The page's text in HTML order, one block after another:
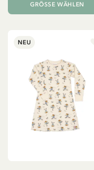
GRÖSSE WÄHLEN
NEU